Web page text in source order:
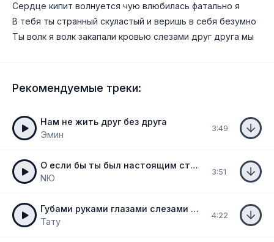
Сердце кипит волнуется чую влюбилась фатально я
В тебя ты странный скуластый и веришь в себя безумно
Ты волк я волк закапали кровью слезами друг друга мы
Рекомендуемые треки:
Нам не жить друг без друга
Эмин
3:49
О если бы ты был настоящим стала бы тебе подругой
NЮ
3:51
Губами руками глазами слезами бегите за нами
Тату
4:22